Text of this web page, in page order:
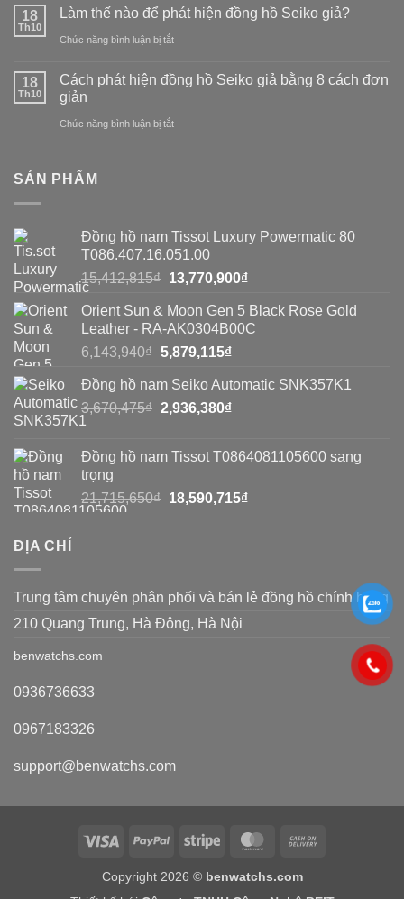
hàng
hồ
và
hồ
diện
18
Th10
Làm thế nào để phát hiện đồng hồ Seiko giả?
Chức năng bình luận bị tắtở
thế
hồ
18
Th10
Cách phát hiện đồng hồ Seiko giả bằng 8 cách đơn
giản
Chức năng bình luận bị tắtở
hồ
Seiko
bằng
8
đơn
SẢN PHẨM
Đồng hồ nam Tissot Luxury Powermatic 80
T086.407.16.051.00
15,412,815₫ Giá
là:
15,412,815₫.
13,770,900₫Giá
tại
là:
Orient Sun & Moon Gen 5 Black Rose Gold
Leather - RA-AK0304B00C
6,143,940₫ Giá
là:
6,143,940₫.
5,879,115₫Giá
tại
là:
Đồng hồ nam Seiko Automatic SNK357K1
3,670,475₫ Giá
3,670,475₫.
2,936,380₫Giá
là:
Đồng hồ nam Tissot T0864081105600 sang
trọng
21,715,650₫ Giá
18,590,715₫Giá
ĐỊA CHỈ
Trung tâm chuyên phân phối và bán lẻ đồng hồ chính hãng
210 Quang Trung, Hà Đông, Hà Nội
benwatchs.com
0936736633
0967183326
support@benwatchs.com
Visa PayPal Stripe MasterCard
Copyright 2026 © benwatchs.com